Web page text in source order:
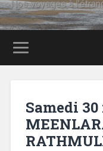
Nos voyages à
Samedi 30